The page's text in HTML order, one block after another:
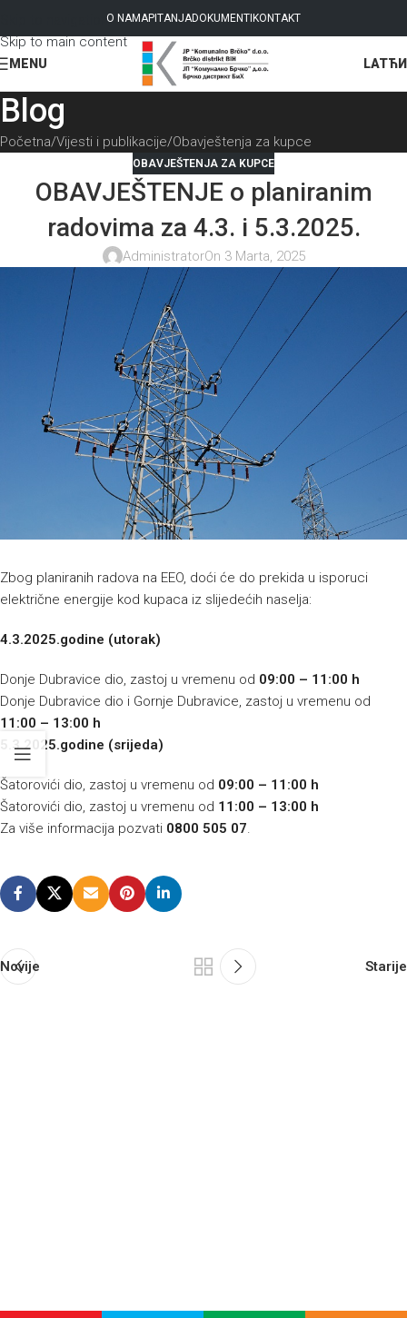
Skip to navigation
Skip to main content
O NAMAPITANJADOKUMENTI KONTAKT
MENU LAT
Blog
Početna Vijesti i publikacije Obavještenja za kupce
OBAVJEŠTENJA ZA KUPCE
OBAVJEŠTENJE o planiranim
radovima za 4.3. i 5.3.2025.
AdministratorOn 3 Marta, 2025
Zbog planiranih radova na EEO, doći će do prekida u isporuci
električne energije kod kupaca iz slijedećih naselja:
4.3.2025.godine (utorak)
Donje Dubravice dio, zastoj u vremenu od 09:00 – 11:00 h
Donje Dubravice dio i Gornje Dubravice, zastoj u vremenu od
11:00 – 13:00 h
5.3.2025.godine (srijeda)
Šatorovići dio, zastoj u vremenu od 09:00 – 11:00 h
Šatorovići dio, zastoj u vremenu od 11:00 – 13:00 h
Za više informacija pozvati 0800 505 07
Novije Starije